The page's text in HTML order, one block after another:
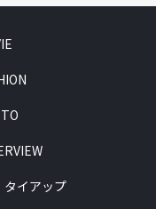
タイアップ